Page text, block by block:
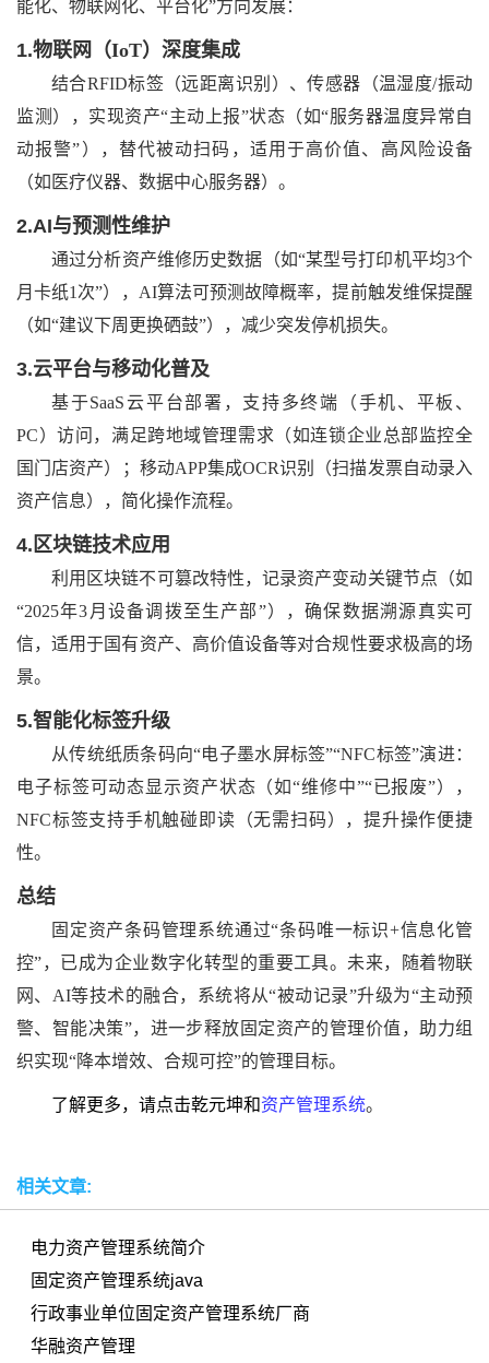
能化、物联网化、平台化”方向发展：
1.物联网（IoT）深度集成
结合RFID标签（远距离识别）、传感器（温湿度/振动
监测），实现资产“主动上报”状态（如“服务器温度异常自
动报警”），替代被动扫码，适用于高价值、高风险设备
（如医疗仪器、数据中心服务器）。
2.AI与预测性维护
通过分析资产维修历史数据（如“某型号打印机平均3个
月卡纸1次”），AI算法可预测故障概率，提前触发维保提醒
（如“建议下周更换硒鼓”），减少突发停机损失。
3.云平台与移动化普及
基于SaaS云平台部署，支持多终端（手机、平板、
PC）访问，满足跨地域管理需求（如连锁企业总部监控全
国门店资产）；移动APP集成OCR识别（扫描发票自动录入
资产信息），简化操作流程。
4. 区块链技术应用
利用区块链不可篡改特性，记录资产变动关键节点（如
“2025年3月设备调拨至生产部”），确保数据溯源真实可
信，适用于国有资产、高价值设备等对合规性要求极高的场
景。
5.智能化标签升级
从传统纸质条码向“电子墨水屏标签”“NFC标签”演进：
电子标签可动态显示资产状态（如“维修中”“已报废”），
NFC标签支持手机触碰即读（无需扫码），提升操作便捷
性。
总结
固定资产条码管理系统通过“条码唯一标识+信息化管
控”，已成为企业数字化转型的重要工具。未来，随着物联
网、AI等技术的融合，系统将从“被动记录”升级为“主动预
警、智能决策”，进一步释放固定资产的管理价值，助力组
织实现“降本增效、合规可控”的管理目标。
了解更多，请点击乾元坤和资产管理系统。
相关文章:
电力资产管理系统简介
固定资产管理系统java
行政事业单位固定资产管理系统厂商
华融资产管理